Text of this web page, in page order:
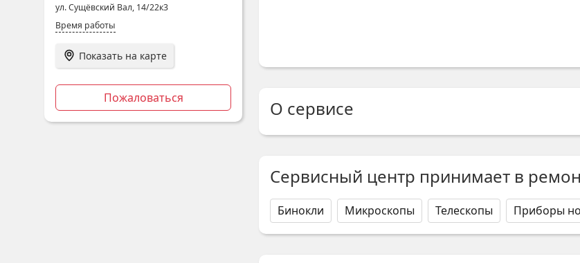
ул. Сущёвский Вал, 14/22к3
Время работы
Показать на карте
Пожаловаться О сервисе
Сервисный центр принимает в
Бинокли Микроскопы Телескопы Приборы